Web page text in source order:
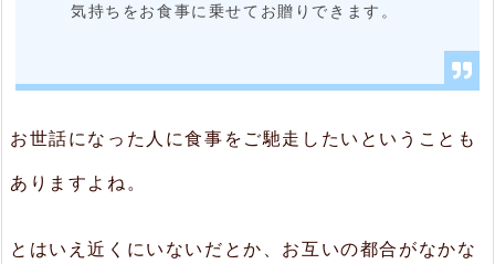
の
い
2.
ご
気持ちをお食事に乗せてお贈りできます。
お世話になった人に食事をご馳走したいということも
ありますよね。
とはいえ近くにいないだとか、お互いの都合がなかな